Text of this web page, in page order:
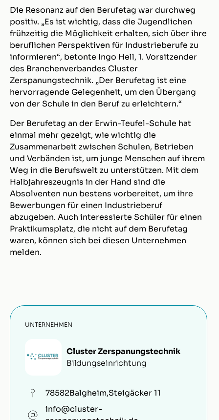
Die Resonanz auf den Berufetag war durchweg
positiv. „Es ist wichtig, dass die Jugendlichen
frühzeitig die Möglichkeit erhalten, sich über ihre
beruflichen Perspektiven für Industrieberufe zu
informieren“, betonte Ingo Hell, 1. Vorsitzender
des Branchenverbandes Cluster
Zerspanungstechnik. „Der Berufetag ist eine
hervorragende Gelegenheit, um den Übergang
von der Schule in den Beruf zu erleichtern.“
Der Berufetag an der Erwin-Teufel-Schule hat
einmal mehr gezeigt, wie wichtig die
Zusammenarbeit zwischen Schulen, Betrieben
und Verbänden ist, um junge Menschen auf ihrem
Weg in die Berufswelt zu unterstützen. Mit dem
Halbjahreszeugnis in der Hand sind die
Absolventen nun bestens vorbereitet, um ihre
Bewerbungen für einen Industrieberuf
abzugeben. Auch interessierte Schüler für einen
Praktikumsplatz, die nicht auf dem Berufetag
waren, können sich bei diesen Unternehmen
melden.
UNTERNEHMEN
Cluster Zerspanungstechnik
Bildungseinrichtung
78582Balgheim,Steigäcker 11
info@cluster-